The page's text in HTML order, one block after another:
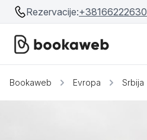
Rezervacije:+38166222630
Srbija
Bookaweb Evropa Srbija